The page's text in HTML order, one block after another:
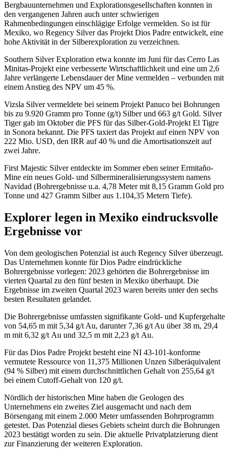
Bergbauunternehmen und Explorationsgesellschaften konnten in
den vergangenen Jahren auch unter schwierigen
Rahmenbedingungen einschlägige Erfolge vermelden. So ist für
Mexiko, wo Regency Silver das Projekt Dios Padre entwickelt, eine
hohe Aktivität in der Silberexploration zu verzeichnen.
Southern Silver Exploration etwa konnte im Juni für das Cerro Las
Minitas-Projekt eine verbesserte Wirtschaftlichkeit und eine um 2,6
Jahre verlängerte Lebensdauer der Mine vermelden – verbunden mit
einem Anstieg des NPV um 45 %.
Vizsla Silver vermeldete bei seinem Projekt Panuco bei Bohrungen
bis zu 9.920 Gramm pro Tonne (g/t) Silber und 663 g/t Gold. Silver
Tiger gab im Oktober die PFS für das Silber-Gold-Projekt El Tigre
in Sonora bekannt. Die PFS taxiert das Projekt auf einen NPV von
222 Mio. USD, den IRR auf 40 % und die Amortisationszeit auf
zwei Jahre.
First Majestic Silver entdeckte im Sommer eben seiner Ermitaño-
Mine ein neues Gold- und Silbermineralisierungssystem namens
Navidad (Bohrergebnisse u.a. 4,78 Meter mit 8,15 Gramm Gold pro
Tonne und 427 Gramm Silber aus 1.104,35 Metern Tiefe).
Explorer legen in Mexiko eindrucksvolle
Ergebnisse vor
Von dem geologischen Potenzial ist auch Regency Silver überzeugt.
Das Unternehmen konnte für Dios Padre eindrückliche
Bohrergebnisse vorlegen: 2023 gehörten die Bohrergebnisse im
vierten Quartal zu den fünf besten in Mexiko überhaupt. Die
Ergebnisse im zweiten Quartal 2023 waren bereits unter den sechs
besten Resultaten gelandet.
Die Bohrergebnisse umfassten signifikante Gold- und Kupfergehalte
von 54,65 m mit 5,34 g/t Au, darunter 7,36 g/t Au über 38 m, 29,4
m mit 6,32 g/t Au und 32,5 m mit 2,23 g/t Au.
Für das Dios Padre Projekt besteht eine NI 43-101-konforme
vermutete Ressource von 11,375 Millionen Unzen Silberäquivalent
(94 % Silber) mit einem durchschnittlichen Gehalt von 255,64 g/t
bei einem Cutoff-Gehalt von 120 g/t.
Nördlich der historischen Mine haben die Geologen des
Unternehmens ein zweites Ziel ausgemacht und nach dem
Börsengang mit einem 2.000 Meter umfassenden Bohrprogramm
getestet. Das Potenzial dieses Gebiets scheint durch die Bohrungen
2023 bestätigt worden zu sein. Die aktuelle Privatplatzierung dient
zur Finanzierung der weiteren Exploration.